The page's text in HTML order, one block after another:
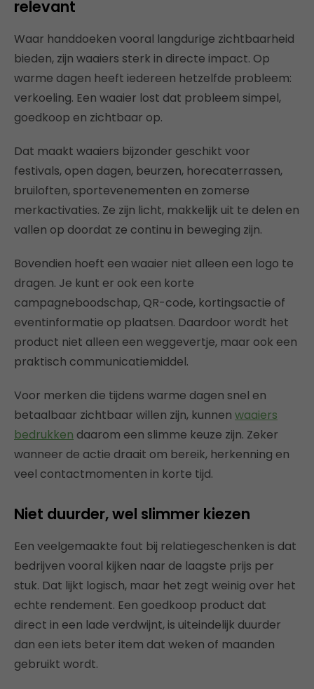
relevant
Waar handdoeken vooral langdurige zichtbaarheid
bieden, zijn waaiers sterk in directe impact. Op
warme dagen heeft iedereen hetzelfde probleem:
verkoeling. Een waaier lost dat probleem simpel,
goedkoop en zichtbaar op.
Dat maakt waaiers bijzonder geschikt voor
festivals, open dagen, beurzen, horecaterrassen,
bruiloften, sportevenementen en zomerse
merkactivaties. Ze zijn licht, makkelijk uit te delen en
vallen op doordat ze continu in beweging zijn.
Bovendien hoeft een waaier niet alleen een logo te
dragen. Je kunt er ook een korte
campagneboodschap, QR-code, kortingsactie of
eventinformatie op plaatsen. Daardoor wordt het
product niet alleen een weggevertje, maar ook een
praktisch communicatiemiddel.
Voor merken die tijdens warme dagen snel en
betaalbaar zichtbaar willen zijn, kunnen waaiers
bedrukken daarom een slimme keuze zijn. Zeker
wanneer de actie draait om bereik, herkenning en
veel contactmomenten in korte tijd.
Niet duurder, wel slimmer kiezen
Een veelgemaakte fout bij relatiegeschenken is dat
bedrijven vooral kijken naar de laagste prijs per
stuk. Dat lijkt logisch, maar het zegt weinig over het
echte rendement. Een goedkoop product dat
direct in een lade verdwijnt, is uiteindelijk duurder
dan een iets beter item dat weken of maanden
gebruikt wordt.